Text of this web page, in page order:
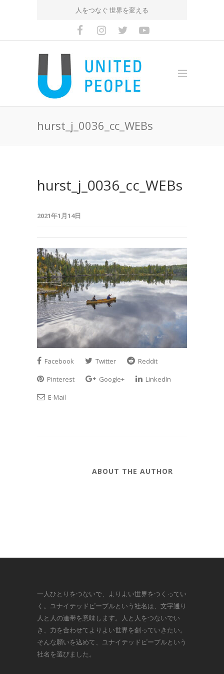
人をつなぐ 世界を変える
hurst_j_0036_cc_WEBs
hurst_j_0036_cc_WEBs
2021年1月14日
Facebook Twitter
Reddit
Pinterest
Google+
LinkedIn
E-Mail
ABOUT THE AUTHOR
一人ひとりをつないで、よりよい世界をつくってい
く。ユナイテッドピープルという社名は、文字通り
人と人の連帯を意味します。人と人をつないでい
き、力を合わせてよりよい世界を創っていきたい。
そんな願いを込めて、ユナイテッドピープルという
社名を選びました。